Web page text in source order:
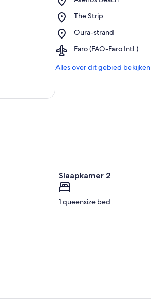
Beach
The Strip
Place,
Strip
Oura-strand
Place,
strand
Faro (FAO-Faro Intl.)
Airport,
(FAO-
Alles over dit gebied bekijken
Slaapkamer 2
1 queensize bed